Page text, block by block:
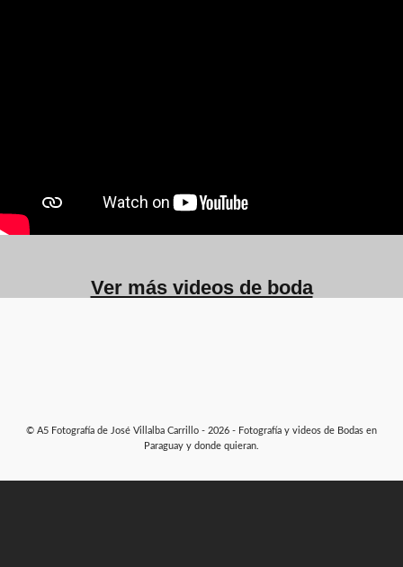
Ver más videos de boda
© A5 Fotografía de José Villalba Carrillo - 2026 - Fotografía y videos de Bodas en
Paraguay y donde quieran.